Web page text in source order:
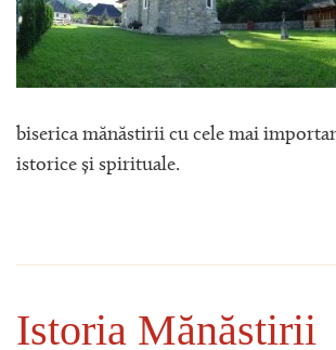
biserica mănăstirii cu cele mai
istorice și spirituale.
Istoria Mănăstirii